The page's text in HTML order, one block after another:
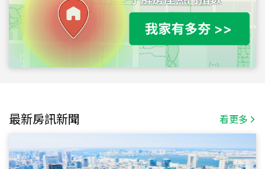
最新房訊新聞 看更多